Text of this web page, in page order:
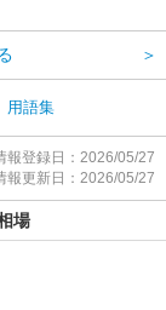
＞
用語集
報登録日：2026/05/27
報更新日：2026/05/27
場